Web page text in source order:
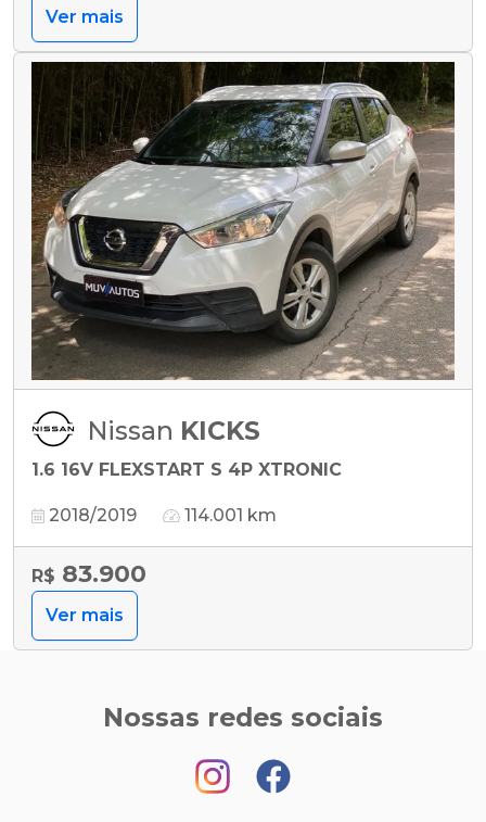
Ver mais
Nissan KICKS
1.6 16V FLEXSTART S 4P XTRONIC
2018/2019 114.001 km
R$ 83.900
Ver mais
Nossas redes sociais